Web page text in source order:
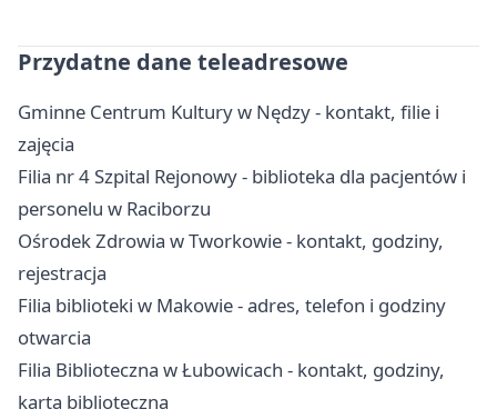
Przydatne dane teleadresowe
Gminne Centrum Kultury w Nędzy - kontakt, filie i
zajęcia
Filia nr 4 Szpital Rejonowy - biblioteka dla pacjentów i
personelu w Raciborzu
Ośrodek Zdrowia w Tworkowie - kontakt, godziny,
rejestracja
Filia biblioteki w Makowie - adres, telefon i godziny
otwarcia
Filia Biblioteczna w Łubowicach - kontakt, godziny,
karta biblioteczna